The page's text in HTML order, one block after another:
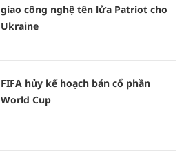
giao công nghệ tên lửa Patriot cho
Ukraine
FIFA hủy kế hoạch bán cổ phần
World Cup